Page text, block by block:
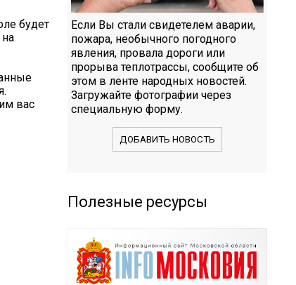
будет
вас
Если Вы стали свидетелем аварии,
пожара, необычного погодного
явления, провала дороги или
прорыва теплотрассы, сообщите об
этом в ленте народных новостей.
Загружайте фотографии через
специальную форму.
ДОБАВИТЬ НОВОСТЬ
Полезные ресурсы